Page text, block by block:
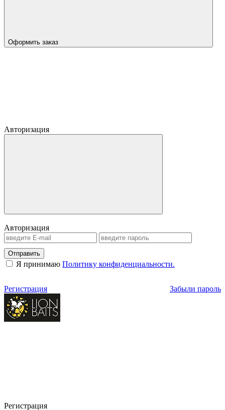
Оформить заказ
Авторизация
Авторизация
Отправить
Я принимаю Политику конфиденциальности.
Регистрация Забыли пароль
Регистрация